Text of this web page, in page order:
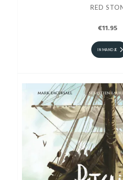
RED
€11.95
IN MANDJE